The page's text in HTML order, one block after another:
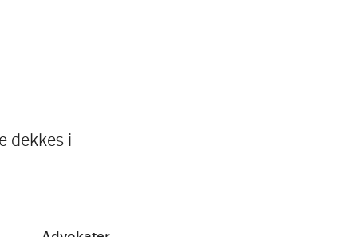
dekkes i